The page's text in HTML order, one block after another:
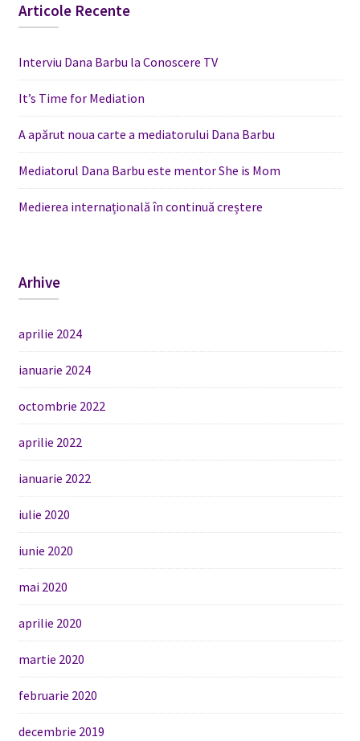
Articole Recente
Interviu Dana Barbu la Conoscere TV
It’s Time for Mediation
A apărut noua carte a mediatorului Dana Barbu
Mediatorul Dana Barbu este mentor She is Mom
Medierea internațională în continuă creștere
Arhive
aprilie 2024
ianuarie 2024
octombrie 2022
aprilie 2022
ianuarie 2022
iulie 2020
iunie 2020
mai 2020
aprilie 2020
martie 2020
februarie 2020
decembrie 2019